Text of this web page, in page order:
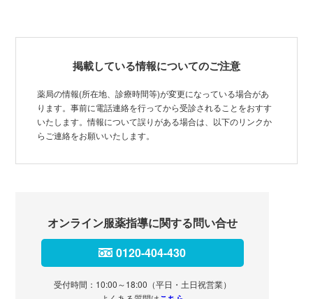
掲載している情報についてのご注意
薬局の情報(所在地、診療時間等)が変更になっている場合があ
ります。事前に電話連絡を行ってから受診されることをおすす
いたします。情報について誤りがある場合は、以下のリンクか
らご連絡をお願いいたします。
オンライン服薬指導に関する問い合せ
0120-404-430
受付時間：10:00～18:00（平日・土日祝営業）